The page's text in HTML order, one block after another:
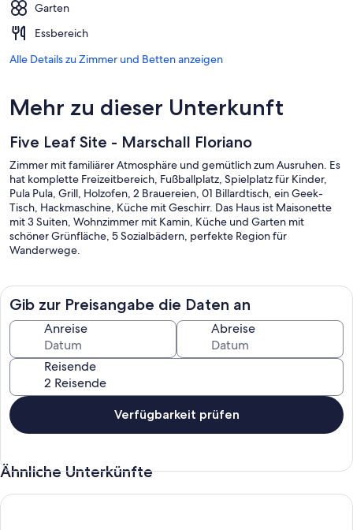
Garten
Essbereich
Alle Details zu Zimmer und Betten anzeigen
Mehr zu dieser Unterkunft
Five Leaf Site - Marschall Floriano
Zimmer mit familiärer Atmosphäre und gemütlich zum Ausruhen. Es
hat komplette Freizeitbereich, Fußballplatz, Spielplatz für Kinder,
Pula Pula, Grill, Holzofen, 2 Brauereien, 01 Billardtisch, ein Geek-
Tisch, Hackmaschine, Küche mit Geschirr. Das Haus ist Maisonette
mit 3 Suiten, Wohnzimmer mit Kamin, Küche und Garten mit
schöner Grünfläche, 5 Sozialbädern, perfekte Region für
Wanderwege.
Gib zur Preisangabe die Daten an
Anreise Abreise
Reisende
Verfügbarkeit prüfen
Ähnliche Unterkünfte
Sítio da Cachoeirinha Paraju Domingos Martins